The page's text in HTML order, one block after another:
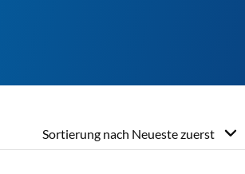
Sortierung nach Neueste zuerst